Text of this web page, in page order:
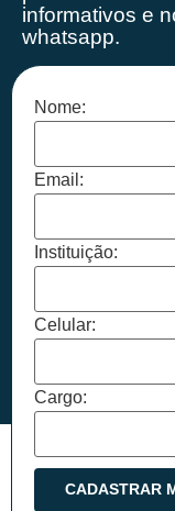
informativos e
whatsapp.
Nome:
Email:
Instituição:
Celular:
Cargo: